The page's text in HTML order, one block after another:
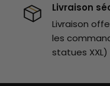
Nous
le look
Livraison
Livraison
les
statues XXL)